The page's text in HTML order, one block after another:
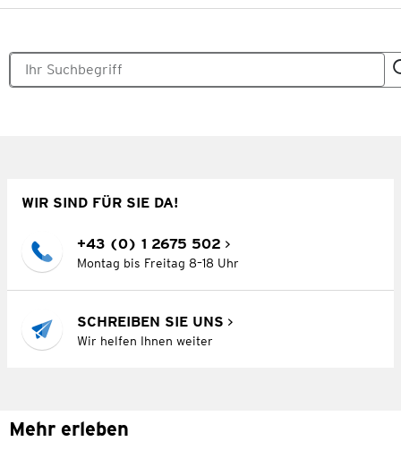
WIR SIND FÜR SIE DA!
+43 (0) 1 2675 502
Montag bis Freitag 8–18 Uhr
SCHREIBEN SIE UNS
Wir helfen Ihnen weiter
Mehr erleben